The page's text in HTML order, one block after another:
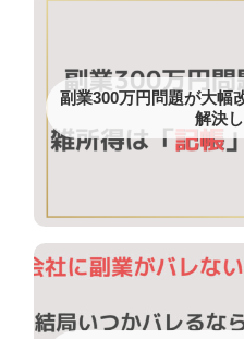
副業300万円問題が大幅
解決